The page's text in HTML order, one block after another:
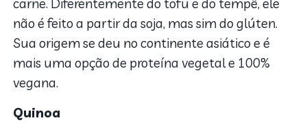
carne. Diferentemente do tofu e do tempê, ele
não é feito a partir da soja, mas sim do glúten.
Sua origem se deu no continente asiático e é
mais uma opção de proteína vegetal e 100%
vegana.
Quinoa